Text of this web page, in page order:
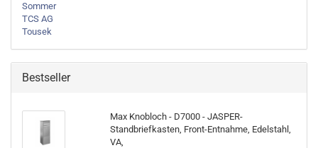
Sommer
TCS AG
Tousek
Bestseller
Max Knobloch - D7000 - JASPER-
Standbriefkasten, Front-Entnahme, Edelstahl,
VA,